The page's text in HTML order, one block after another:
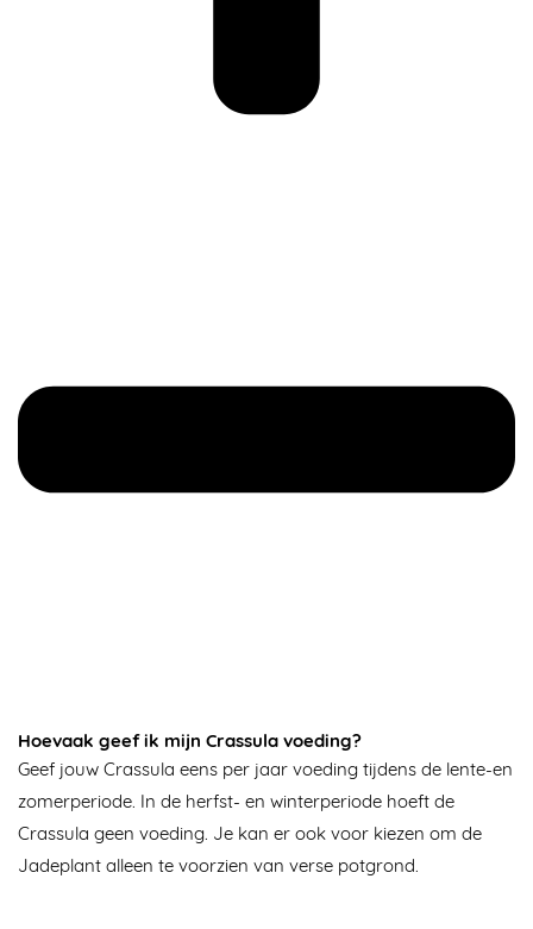
Hoevaak geef ik mijn Crassula voeding?
Geef jouw Crassula eens per jaar voeding tijdens de lente-en
zomerperiode. In de herfst- en winterperiode hoeft de
Crassula geen voeding. Je kan er ook voor kiezen om de
Jadeplant alleen te voorzien van verse potgrond.